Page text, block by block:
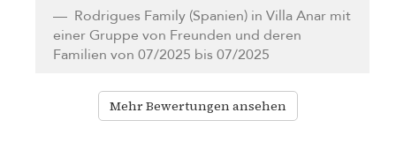
Rodrigues Family (Spanien) in Villa Anar mit
einer Gruppe von Freunden und deren
Familien von 07/2025 bis 07/2025
Mehr Bewertungen ansehen